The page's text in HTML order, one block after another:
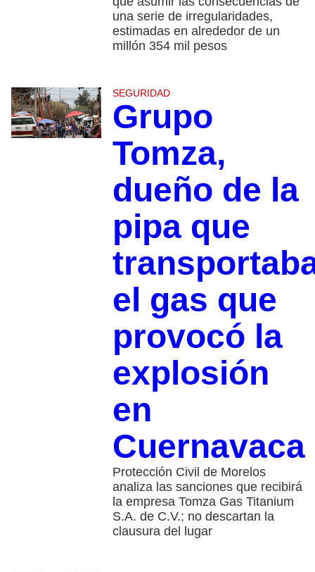
una serie de irregularidades,
estimadas en alrededor de un
millón 354 mil pesos
SEGURIDAD
Grupo
Tomza,
dueño de la
pipa que
el gas que
provocó la
explosión
en
Cuernavaca
Protección Civil de Morelos
analiza las sanciones que recibirá
la empresa Tomza Gas Titanium
S.A. de C.V.; no descartan la
clausura del lugar